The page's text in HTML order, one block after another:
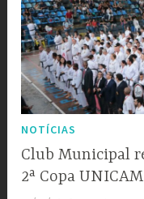
NOTÍCIAS
Club Municipal
2ª Copa UNICAM